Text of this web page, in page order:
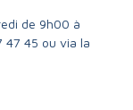
de 9h00 à
47 45 ou via la